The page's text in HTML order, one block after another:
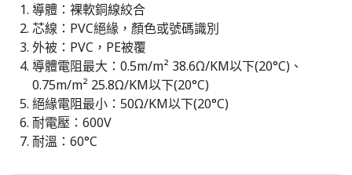
導體：裸軟銅線絞合
芯線：PVC絕緣，顏色或號碼識別
外被：PVC，PE被覆
導體電阻最大：0.5m/m² 38.6Ω/KM以下(20°C)、
0.75m/m² 25.8Ω/KM以下(20°C)
絕緣電阻最小：50Ω/KM以下(20°C)
耐電壓：600V
耐溫：60°C